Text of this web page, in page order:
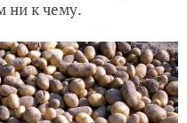
ни к чему.